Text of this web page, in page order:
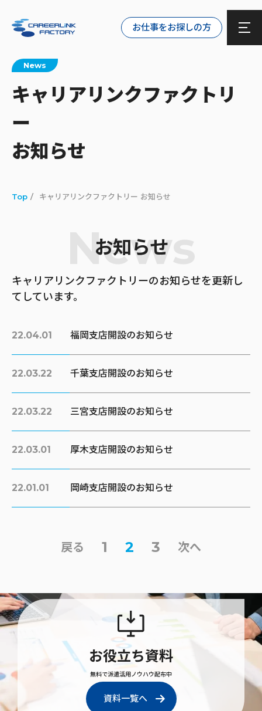
お仕事をお探しの方
News
キャリアリンクファクトリ
ー
お知らせ
Top キャリアリンクファクトリー お知らせ
お知らせ
News
キャリアリンクファクトリーのお知らせを更新し
てしています。
22.04.01 福岡支店開設のお知らせ
22.03.22 千葉支店開設のお知らせ
22.03.22 三宮支店開設のお知らせ
22.03.01 厚木支店開設のお知らせ
22.01.01 岡崎支店開設のお知らせ
戻る 1 2 3 次へ
お役立ち資料
無料で派遣活用ノウハウ配布中
資料一覧へ